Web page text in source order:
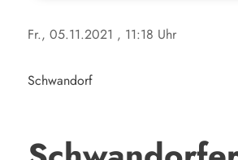
Fr., 05.11.2021 , 11:18 Uhr
Schwandorf